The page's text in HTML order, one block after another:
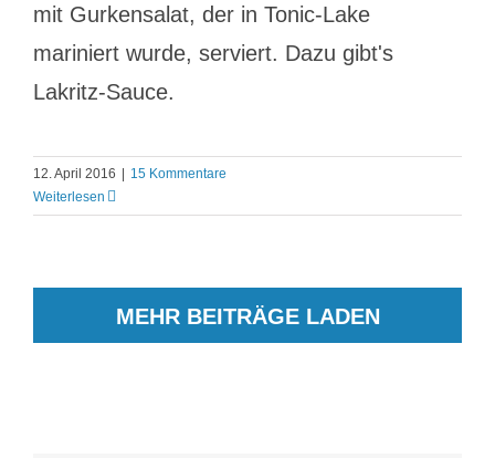
mit Gurkensalat, der in Tonic-Lake
mariniert wurde, serviert. Dazu gibt's
Lakritz-Sauce.
12. April 2016 | 15 Kommentare
Weiterlesen
MEHR BEITRÄGE LADEN